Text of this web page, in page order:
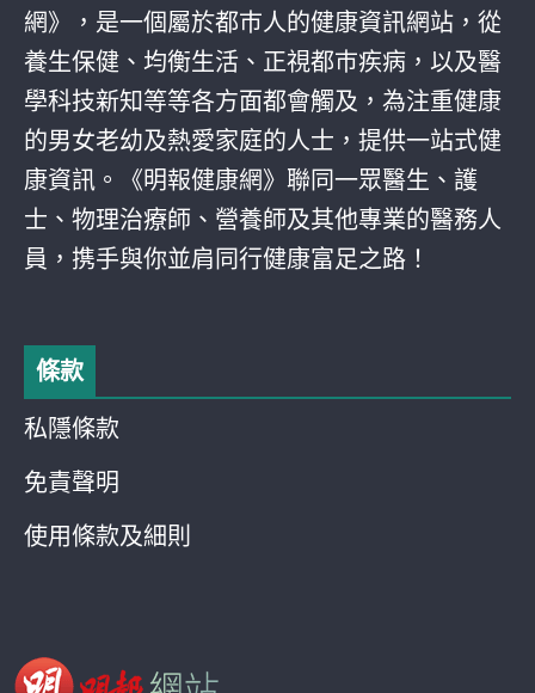
網》，是一個屬於都巿人的健康資訊網站，從
養生保健、均衡生活、正視都巿疾病，以及醫
學科技新知等等各方面都會觸及，為注重健康
的男女老幼及熱愛家庭的人士，提供一站式健
康資訊。《明報健康網》聯同一眾醫生、護
士、物理治療師、營養師及其他專業的醫務人
員，携手與你並肩同行健康富足之路！
條款
私隱條款
免責聲明
使用條款及細則